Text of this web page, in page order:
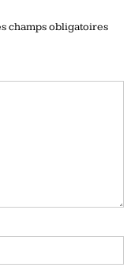
champs obligatoires